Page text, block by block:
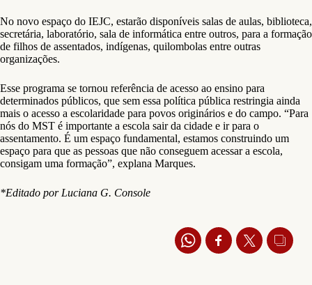
No novo espaço do IEJC, estarão disponíveis salas de aulas, biblioteca,
secretária, laboratório, sala de informática entre outros, para a formação
de filhos de assentados, indígenas, quilombolas entre outras
organizações.
Esse programa se tornou referência de acesso ao ensino para
determinados públicos, que sem essa política pública restringia ainda
mais o acesso a escolaridade para povos originários e do campo. “Para
nós do MST é importante a escola sair da cidade e ir para o
assentamento. É um espaço fundamental, estamos construindo um
espaço para que as pessoas que não conseguem acessar a escola,
consigam uma formação”, explana Marques.
*Editado por Luciana G. Console